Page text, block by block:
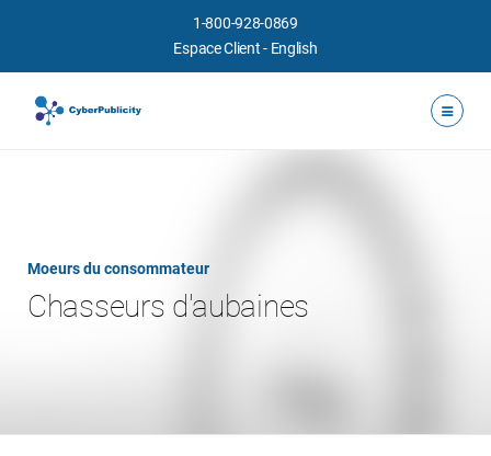
1-800-928-0869
Espace Client- English
Moeurs du consommateur
Chasseurs d'aubaines